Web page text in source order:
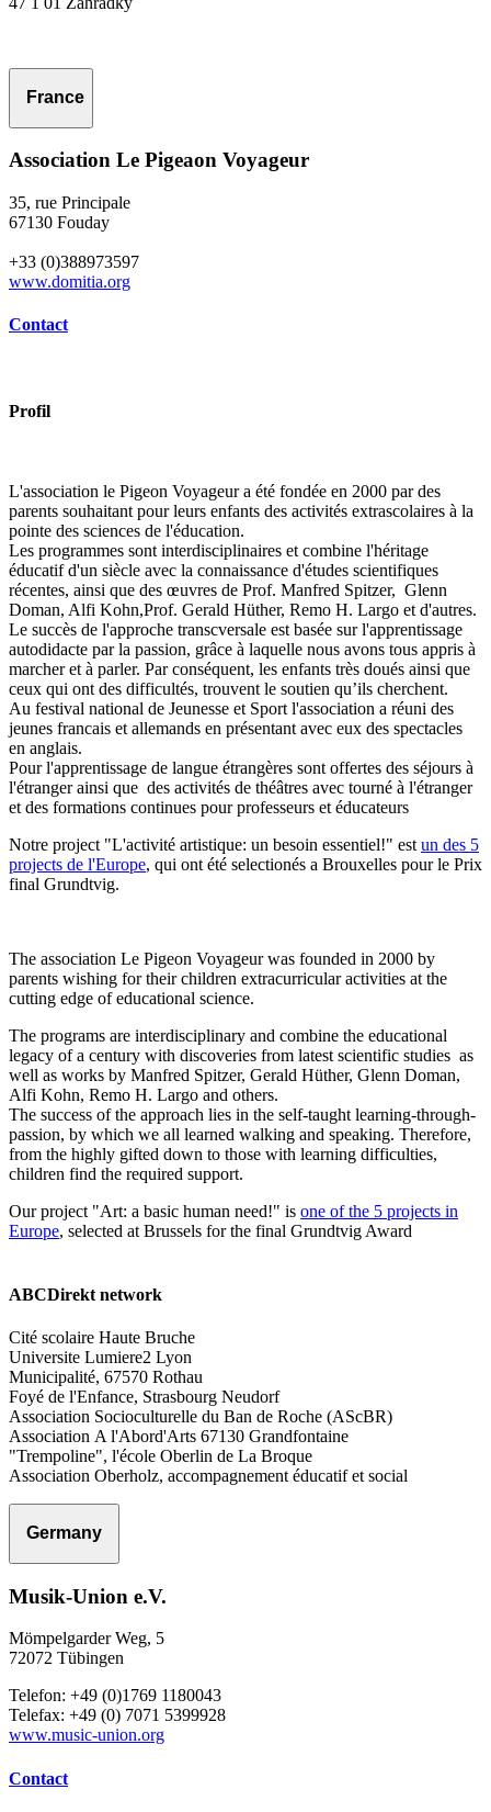
France
Association Le Pigeaon Voyageur
35, rue Principale
67130 Fouday
+33 (0)388973597
www.domitia.org
Contact
Profil
L'association le Pigeon Voyageur a été fondée en 2000 par des
parents souhaitant pour leurs enfants des activités extrascolaires à la
pointe des sciences de l'éducation.
Les programmes sont interdisciplinaires et combine l'héritage
éducatif d'un siècle avec la connaissance d'études scientifiques
récentes, ainsi que des œuvres de Prof. Manfred Spitzer, Glenn
Doman, Alfi Kohn,Prof. Gerald Hüther, Remo H. Largo et d'autres.
Le succès de l'approche transcversale est basée sur l'apprentissage
autodidacte par la passion, grâce à laquelle nous avons tous appris à
marcher et à parler. Par conséquent, les enfants très doués ainsi que
ceux qui ont des difficultés, trouvent le soutien qu’ils cherchent.
Au festival national de Jeunesse et Sport l'association a réuni des
jeunes francais et allemands en présentant avec eux des spectacles
en anglais.
Pour l'apprentissage de langue étrangères sont offertes des séjours à
l'étranger ainsi que des activités de théâtres avec tourné à l'étranger
et des formations continues pour professeurs et éducateurs
Notre project "L'activité artistique: un besoin essentiel!" est un des 5
projects de l'Europe, qui ont été selectionés a Brouxelles pour le Prix
final Grundtvig.
The association Le Pigeon Voyageur was founded in 2000 by
parents wishing for their children extracurricular activities at the
cutting edge of educational science.
The programs are interdisciplinary and combine the educational
legacy of a century with discoveries from latest scientific studies as
well as works by Manfred Spitzer, Gerald Hüther, Glenn Doman,
Alfi Kohn, Remo H. Largo and others.
The success of the approach lies in the self-taught learning-through-
passion, by which we all learned walking and speaking. Therefore,
from the highly gifted down to those with learning difficulties,
children find the required support.
Our project "Art: a basic human need!" is one of the 5 projects in
Europe, selected at Brussels for the final Grundtvig Award
ABCDirekt network
Cité scolaire Haute Bruche
Universite Lumiere2 Lyon
Municipalité, 67570 Rothau
Foyé de l'Enfance, Strasbourg Neudorf
Association Socioculturelle du Ban de Roche (AScBR)
Association A l'Abord'Arts 67130 Grandfontaine
"Trempoline", l'école Oberlin de La Broque
Association Oberholz, accompagnement éducatif et social
Germany
Musik-Union e.V.
Mömpelgarder Weg, 5
72072 Tübingen
Telefon: +49 (0)1769 1180043
Telefax: +49 (0) 7071 5399928
www.music-union.org
Contact